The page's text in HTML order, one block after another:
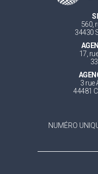
560,
34430
17,
3 rue
44481
NUMÉRO